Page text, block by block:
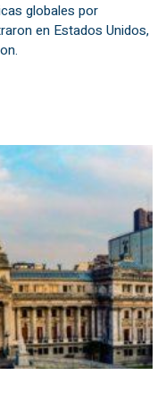
globales por
en Estados Unidos,